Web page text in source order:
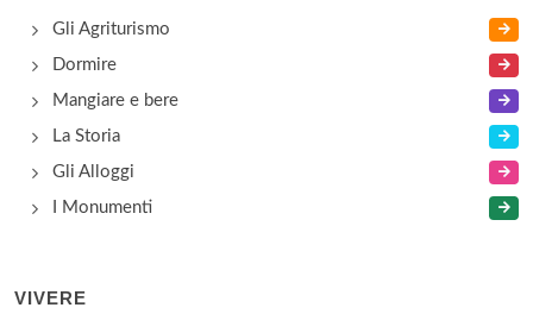
Gli Agriturismo
Dormire
Mangiare e bere
La Storia
Gli Alloggi
I Monumenti
VIVERE